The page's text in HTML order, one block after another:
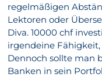
regelmäßigen
Lektoren oder
Diva. 10000 chf
irgendeine
Dennoch sollte man
Banken in sein